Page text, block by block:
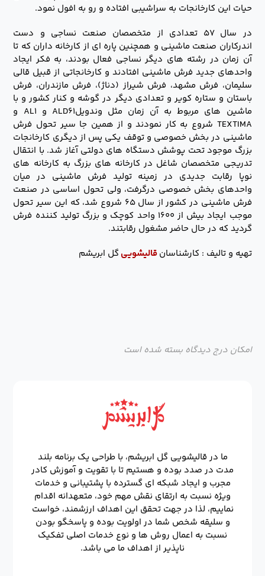
حیات این کارخانجات به سراشیبی افتاده و رو به افول نمود.
در سال ۵۷ تعدادی از متخصصان صنعت نساجی و دست
اندرکاران صنعت ماشینی و همچنین پاره ای از کارخانه داران که تا
آن زمان در رشته های دیگر نساجی فعال بودند، به فکر ایجاد
واحدهای جدید فرش ماشینی افتادند و کارخانجاتی از قبیل قالی
سلیمان، فرش مشهد، فرش شیراز (دناژ)، فرش مازندران، فرش
باستان و ستاره کویر و تعدادی دیگر در گوشه و کنار کشور و با
ماشین های مربوط به آن زمان مثل وندویلALD۶۱ و AL۱ و
TEXTIMA شروع به کار نمودند و از همین جا سیر تحول فرش
ماشینی در بخش خصوصی و توقف یکی پس از دیگری کارخانجات
بزرگ موجود تحت پوشش دستگاه های دولتی آغاز شد. با انتقال
تدریجی متخصصان شاغل در کارخانه های بزرگ به کارخانه های
نوپا رقابت جدیدی در زمینه تولید فرش ماشینی در میان
واحدهای بخش خصوصی درگرفت، ولی تحول اساسی در صنعت
فرش ماشینی در کشور از سال ۶۵ شروع شد، که این سیر تحول
موجب ایجاد بیش از ۱۶۰۰ واحد کوچک و بزرگ تولید کننده فرش
گردید که در حال حاضر مشغول رقابتند.
تهیه و تالیف : کارشناسانقالیشوییگل ابریشم
امکان درج دیدگاه بسته شده است
ما در قالیشویی گل ابریشم، با طراحی یک برنامه بلند
مدت در صدد بوده و هستیم تا با تقویت و آموزش کادر
مجرب و ایجاد شبکه ای گسترده با پشتیبانی و خدمات
ویژه نسبت به ارتقای نقش مهم خود، متعهدانه اقدام
نماییم، لذا در جهت تحقق این اهداف ارزشمند، خواست
و سلیقه شخص شما در اولویت بوده و پاسخگو بودن
نسبت به اعمال روش ها و نوع خدمات اصلی تفکیک
ناپذیر از اهداف ما می باشد.